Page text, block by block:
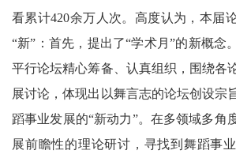
看累计420余万人次。高度认为，本届
“新”：首先，提出了“学术月”的新概念
平行论坛精心筹备、认真组织，围绕各
展讨论，体现出以舞言志的论坛创设宗
蹈事业发展的“新动力”。在多领域多角
展前瞻性的理论研讨，寻找到舞蹈事